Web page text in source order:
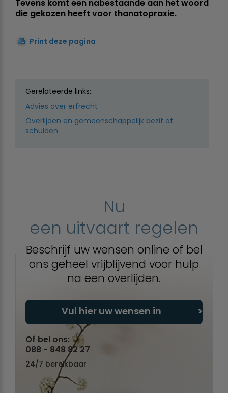
Tevens komt een nabestaande aan het woord
die gekozen heeft voor thanatopraxie.
Print deze pagina
Gerelateerde links:
Advies over erfrecht
Overlijden en gemeenschappelijk bezit of
schulden
Nu
een uitvaart regelen
Beschrijf uw wensen online of bel
ons geheel vrijblijvend voor hulp
na een overlijden.
Vul hier uw wensen in
Of bel ons:
088 - 848 82 27
24/7 bereikbaar